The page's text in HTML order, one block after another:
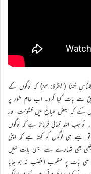
اخلاق کے بارے میں اللہ تعالیٰ فرماتا ہے کہ وَقُوْلُوْا لِلنَّاسِ حُسْنًا (البقرۃ: ۸۴) کہ لوگوں کے
سے بات کیا کرو۔ اب عام طور پر
کے کہ بعض طبائع میں خشونت اور
جب اللہ تعالیٰ فرماتا ہے کہ لوگوں
ہی لوگوں کو کہتا ہے کہ اپنی
بھی تمہارے سے ایسی بات نہیں
سی بات پر مغلوب الغضب نہ ہو جایا